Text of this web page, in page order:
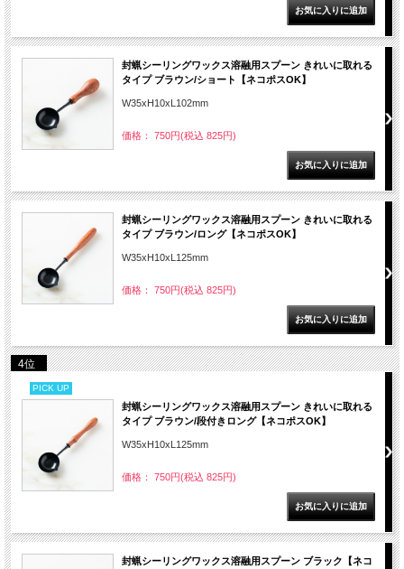
封蝋シーリングワックス溶融用スプーン きれいに取れる
タイプ ブラウン/ショート【ネコポスOK】
W35xH10xL102mm
価格： 750円(税込 825円)
封蝋シーリングワックス溶融用スプーン きれいに取れる
タイプ ブラウン/ロング【ネコポスOK】
W35xH10xL125mm
価格： 750円(税込 825円)
4位
PICK UP
封蝋シーリングワックス溶融用スプーン きれいに取れる
タイプ ブラウン/段付きロング【ネコポスOK】
W35xH10xL125mm
価格： 750円(税込 825円)
封蝋シーリングワックス溶融用スプーン ブラック【ネコ